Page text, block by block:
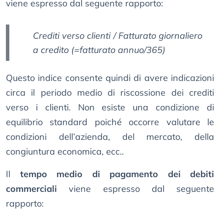
viene espresso dal seguente rapporto:
Crediti verso clienti / Fatturato giornaliero
a credito (=fatturato annuo/365)
Questo indice consente quindi di avere indicazioni
circa il periodo medio di riscossione dei crediti
verso i clienti. Non esiste una condizione di
equilibrio standard poiché occorre valutare le
condizioni dell’azienda, del mercato, della
congiuntura economica, ecc..
Il tempo medio di pagamento dei debiti
commerciali viene espresso dal seguente
rapporto: